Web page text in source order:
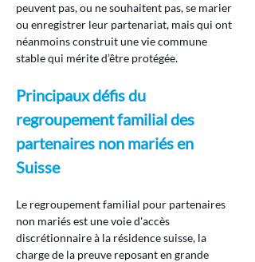
peuvent pas, ou ne souhaitent pas, se marier
ou enregistrer leur partenariat, mais qui ont
néanmoins construit une vie commune
stable qui mérite d’être protégée.
Principaux défis du
regroupement familial des
partenaires non mariés en
Suisse
Le regroupement familial pour partenaires
non mariés est une voie d'accès
discrétionnaire à la résidence suisse, la
charge de la preuve reposant en grande